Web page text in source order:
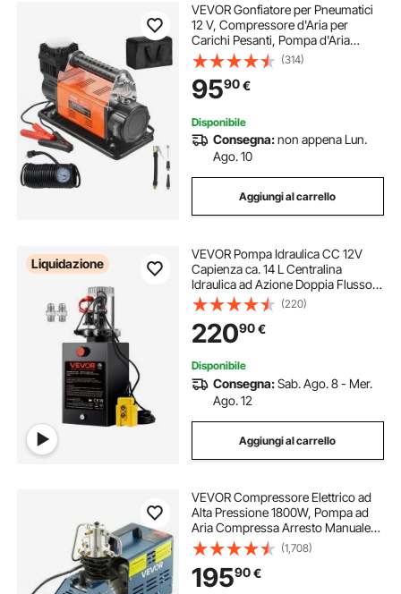
VEVOR Gonfiatore per Pneumatici
12 V, Compressore d'Aria per
Carichi Pesanti, Pompa d'Aria
Fuoristrada per Auto, SUV, Camion
con Adattatori Cavo Alimentazione
Tubo Aria Manometro, Borsa
Trasporto
(314)
9590€
Disponibile
Consegna:non appena Lun.
Ago. 10
Aggiungi al carrello
Liquidazione
VEVOR Pompa Idraulica CC 12V
Capienza ca. 14 L Centralina
Idraulica ad Azione Doppia Flusso
d'Olio ca. 3,44 L/min Pressione
Massima di 22 MPa, Pompa per
Montacarichi Auto Camion
Rimorchio da Garage
(220)
22090€
Disponibile
Consegna:Sab. Ago. 8 - Mer.
Ago. 12
Aggiungi al carrello
VEVOR Compressore Elettrico ad
Alta Pressione 1800W, Pompa ad
Aria Compressa Arresto Manuale
4500 PSI, Adatta per Bombole
Subacquee, Carabine PCP,
Bombole di Paintball
(1,708)
19590€